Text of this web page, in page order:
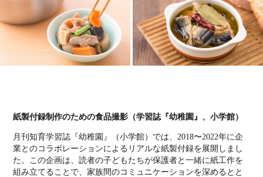
紙製付録制作のための食品撮影（学習誌『幼稚園』、小学館）
月刊知育学習誌『幼稚園』（小学館）では、2018〜2022年に企
業とのコラボレーションによるリアルな紙製付録を展開しまし
た。
この企画は、読者の子どもたちが保護者と一緒に紙工作を
組み立てることで、家族間のコミュニケーションを深めるとと